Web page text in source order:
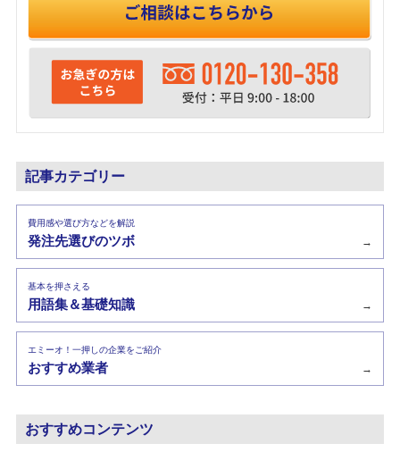
記事カテゴリー
費用感や選び方などを解説
発注先選びのツボ →
基本を押さえる
用語集＆基礎知識 →
エミーオ！一押しの企業をご紹介
おすすめ業者 →
おすすめコンテンツ